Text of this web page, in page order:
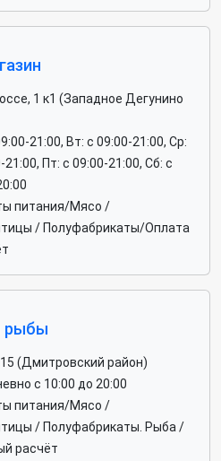
1 к1 (Западное Дегунино
21:00, Вт: c 09:00-21:00, Ср:
Пт: c 09:00-21:00, Сб: c
питания/Мясо /
/ Полуфабрикаты/Оплата
рыбы
(Дмитровский район)
с 10:00 до 20:00
питания/Мясо /
/ Полуфабрикаты. Рыба /
расчёт